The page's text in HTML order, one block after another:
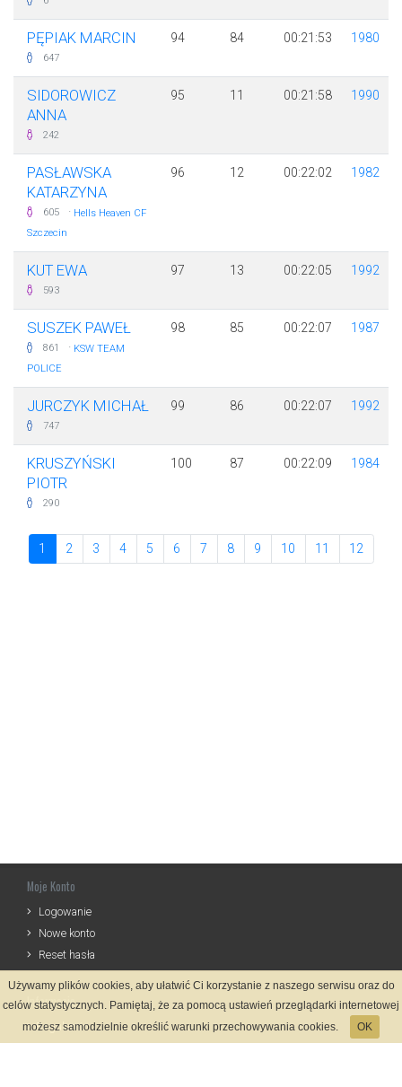
PĘPIAK MARCIN
647
94 84 00:21:53 1980
SIDOROWICZ
ANNA
242
95 11 00:21:58 1990
PASŁAWSKA
KATARZYNA
605 · Hells Heaven CF
Szczecin
96 12 00:22:02 1982
KUT EWA
593
97 13 00:22:05 1992
SUSZEK PAWEŁ
861 · KSW TEAM
POLICE
98 85 00:22:07 1987
JURCZYK MICHAŁ
747
99 86 00:22:07 1992
KRUSZYŃSKI
PIOTR
290
100 87 00:22:09 1984
1 2 3 4 5 6 7 8 9 10 11 12
Moje Konto
Logowanie
Nowe konto
Reset hasła
Informacje
Regulamin
Używamy plików cookies, aby ułatwić Ci korzystanie z naszego serwisu oraz do
celów statystycznych. Pamiętaj, że za pomocą ustawień przeglądarki internetowej
możesz samodzielnie określić warunki przechowywania cookies.
OK